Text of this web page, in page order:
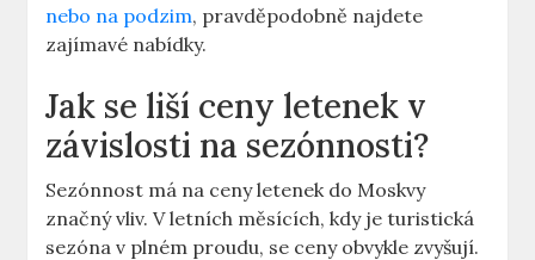
nebo na podzim, pravděpodobně najdete
zajímavé nabídky.
Jak se liší ceny letenek v
závislosti na sezónnosti?
Sezónnost má na ceny letenek do Moskvy
značný vliv. V letních měsících, kdy je turistická
sezóna v plném proudu, se ceny obvykle zvyšují.